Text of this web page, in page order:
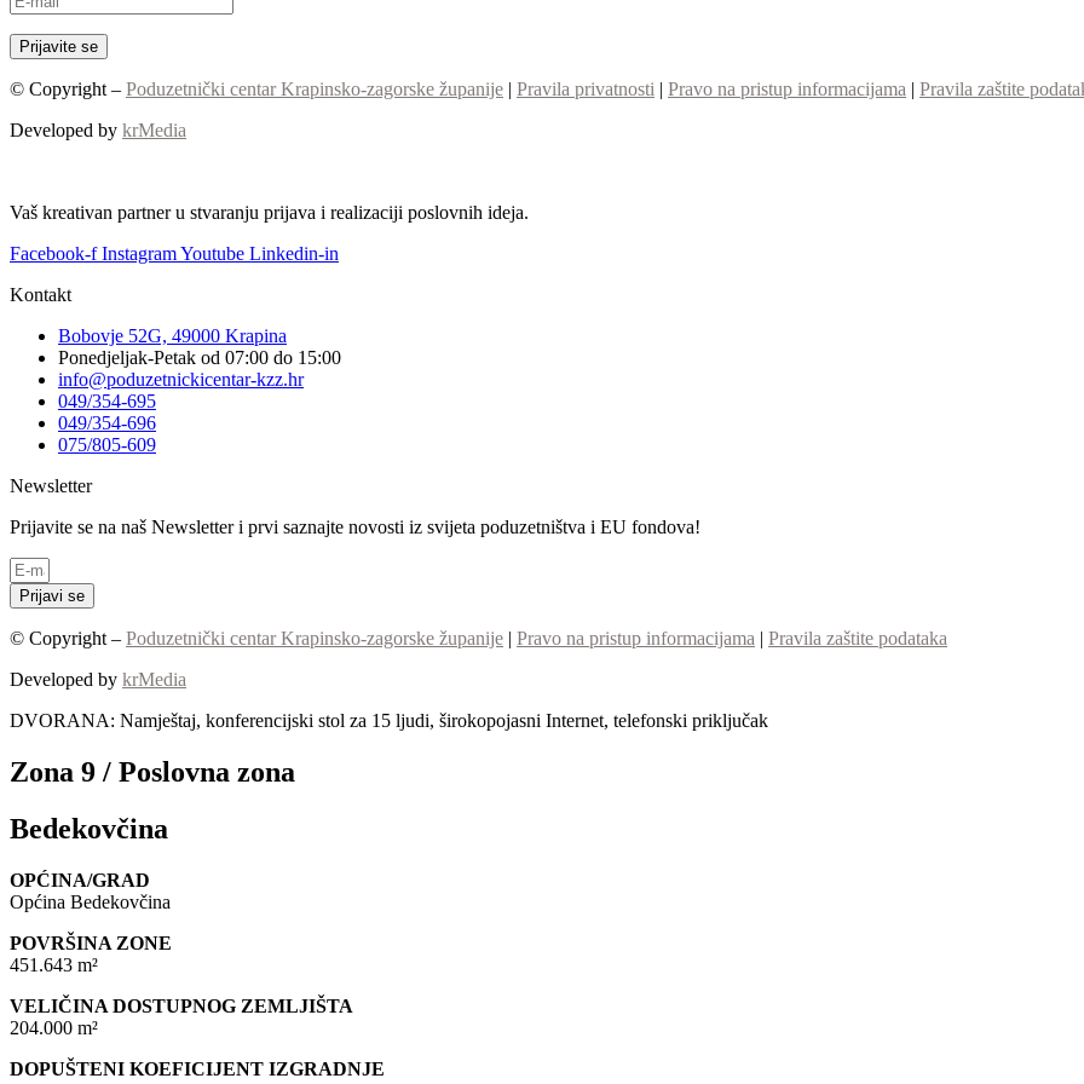
© Copyright – Poduzetnički centar Krapinsko-zagorske županije | Pravila privatnosti | Pravo na pristup informacijama | Pravila zaštite
Developed by krMedia
Vaš kreativan partner u stvaranju prijava i realizaciji poslovnih ideja.
Facebook-f InstagramYoutube Linkedin-in
Kontakt
Bobovje 52G, 49000 Krapina
Ponedjeljak-Petak od 07:00 do 15:00
info@poduzetnickicentar-kzz.hr
049/354-695
049/354-696
075/805-609
Newsletter
Prijavite se na naš Newsletter i prvi saznajte novosti iz svijeta poduzetništva i EU fondova!
Prijavi se
© Copyright – Poduzetnički centar Krapinsko-zagorske županije | Pravo na pristup informacijama | Pravila zaštite podataka
Developed by krMedia
DVORANA: Namještaj, konferencijski stol za 15 ljudi, širokopojasni Internet, telefonski priključak
Zona 9 / Poslovna zona
Bedekovčina
OPĆINA/GRAD
Općina Bedekovčina
POVRŠINA ZONE
451.643 m²
VELIČINA DOSTUPNOG ZEMLJIŠTA
204.000 m²
DOPUŠTENI KOEFICIJENT IZGRADNJE